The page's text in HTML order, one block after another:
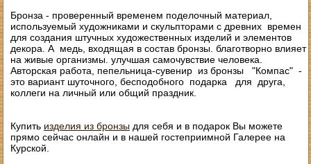
Бронза - проверенный временем поделочный материал,
используемый художниками и скульпторами с древних времен
для создания штучных художественных изделий и элементов
декора. А медь, входящая в состав бронзы. благотворно влияет
на живые организмы. улучшая самочувствие человека.
Авторская работа, пепельница-сувенир из бронзы "Компас" -
это вариант шуточного, бесподобного подарка для друга,
коллеги на личный или общий праздник.
Купить изделия из бронзыдля себя и в подарок Вы можете
прямо сейчас онлайн и в нашей гостеприимной Галерее на
Курской.